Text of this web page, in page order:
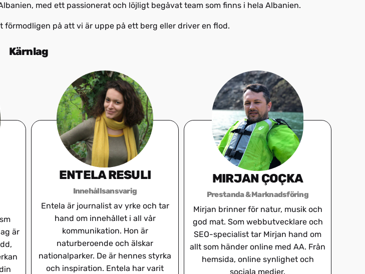
med ett passionerat och löjligt begåvat team som finns i hela Albanien.
förmodligen på att vi är uppe på ett berg eller driver en flod.
Kärnlag
är
ENTELA RESULI
Innehållsansvarig
Entela är journalist av yrke och tar
hand om innehållet i all vår
kommunikation. Hon är
naturberoende och älskar
nationalparker. De är hennes styrka
och inspiration. Entela har varit
MIRJAN ÇOÇKA
Prestanda & Marknadsföring
Mirjan brinner för natur, musik och
god mat. Som webbutvecklare och
SEO-specialist tar Mirjan hand om
allt som händer online med AA. Från
hemsida, online synlighet och
sociala medier.